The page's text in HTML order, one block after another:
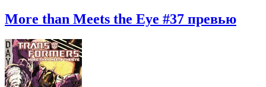
More than Meets the Eye #37 превью